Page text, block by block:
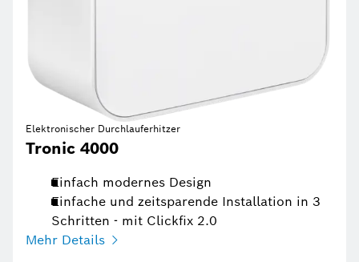
Elektronischer Durchlauferhitzer
Tronic 4000
Einfach modernes Design
Einfache und zeitsparende Installation in 3
Schritten - mit Clickfix 2.0
Mehr Details